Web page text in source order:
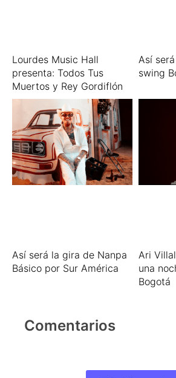
Lourdes Music Hall
presenta: Todos Tus
Muertos y Rey Gordiflón
Así
swing
Así será la gira de Nanpa
Básico por Sur América
Ari
una
Bogotá
Comentarios